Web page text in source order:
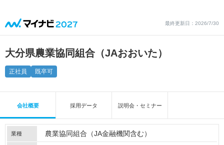
最終更新日：2026/7/30
大分県農業協同組合（JAおおいた）
正社員 既卒可
会社概要 採用データ 説明会・セミナー
業種 農業協同組合（JA金融機関含む）